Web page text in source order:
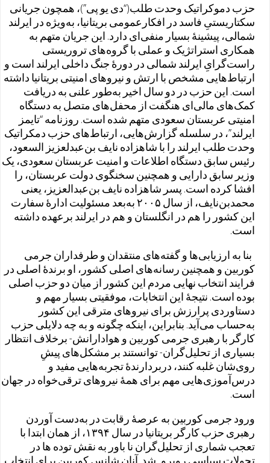
حزب دموکراتیک وحدت طلب(“دی یو پی”)، همچون جریانی
سکتاریستیِ فاسد در افکارعمومی بریتانیا، به‌ویژه در ایرلند
شمالی، پیشینهٔ بسیار منفی‌ای دارد. این جریان متهم به
همکاری استراتژیک و عملی با گروه‌های تروریستی
راست‌گرایِ ایرلند شمالی در دورهٔ جنگ داخلی ایرلند است و
ارتباط‌هایی مشخص با ارتش و نیروهای امنیتی بریتانیا داشته‌
است. این حزب در دو سال اخیر به‌طور علنی به دریافت
کمک‌های مالی‌ای هنگفت از محفل‌های متصل به دستگاه
امنیتی عربستان سعودی متهم شده است. روزنامه “تایمز
ایرلند”، در سلسله گزارش‌هایی، ارتباط‌های حزب دمکراتیک
وحدت طلب ایرلند را با شاهزاده نایف بن‌عبدلعزیز السعود،
رئیس سابق دستگاه اطلاعات و امنیت عربستان سعودی، یک
وزیر سابق دارایی و همچنین سخنگوی دولت عربستان، را
افشا کرده است. پسر شاهزاده نایف بن‌عبدالعزیز، یعنی
محمد‌بن‌نایف، از سال ۲۰۰۵ به‌بعد مسئولیت ادارهٔ سفارت
این کشور را هم در انگلستان و هم در ایرلند برعهده داشته
است.
بنا به ارزیابی‌ها و گفته‌های منتقدان و طرفداران جرمی
کوربین و همچنین رسانه‌های اصلی کشور، او برندهٔ اصلی در
فرایند انتخاب نهایی مردم این کشور از میان دو حزب اصلی
بوده است. نتیجهٔ این انتخابات، موفقیتی بسیار مهم و
دستاوردی پرارزش برای نیروهای مترقی این کشور
به‌حساب می‌آید. بنابراین، اینکه چگونه و به چه دلایلی حزب
کارگر با رهبری جرمی کوربین و هوادارانش- برخلاف انتظار
بسیاری از تحلیل‌گران- توانستند بر مشکل‌های پیشِ
روی‌شان غلبه کنند، دربردارندهٔ تجربه‌هایی مفید و
درس‌آموزی‌هایی مهم برای همهٔ نیروهای ترقی‌خواه در جهان
است.
ورود جرمی کوربین به عرصهٔ رقابت در به‌دست آوردن
رهبری حزب کارگر بریتانیا در سال ۱۳۹۴، از همان ابتدا با
تعجب شماری از تحلیل‌گران نا باور به نقش توده ها در
تحولات سیاسی روبرو شد. آنان شانس کوربین برای انتخاب